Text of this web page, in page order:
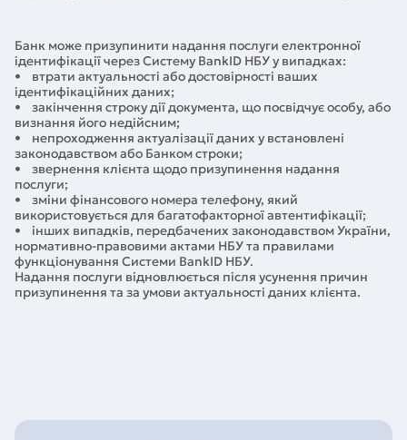
Банк може призупинити надання послуги електронної
ідентифікації через Систему BankID НБУ у випадках:
• втрати актуальності або достовірності ваших
ідентифікаційних даних;
• закінчення строку дії документа, що посвідчує особу, або
визнання його недійсним;
• непроходження актуалізації даних у встановлені
законодавством або Банком строки;
• звернення клієнта щодо призупинення надання
послуги;
• зміни фінансового номера телефону, який
використовується для багатофакторної автентифікації;
• інших випадків, передбачених законодавством України,
нормативно-правовими актами НБУ та правилами
функціонування Системи BankID НБУ.
Надання послуги відновлюється після усунення причин
призупинення та за умови актуальності даних клієнта.